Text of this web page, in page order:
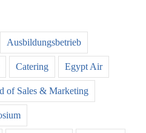
Ausbildungsbetrieb
Catering Egypt Air
of Sales & Marketing